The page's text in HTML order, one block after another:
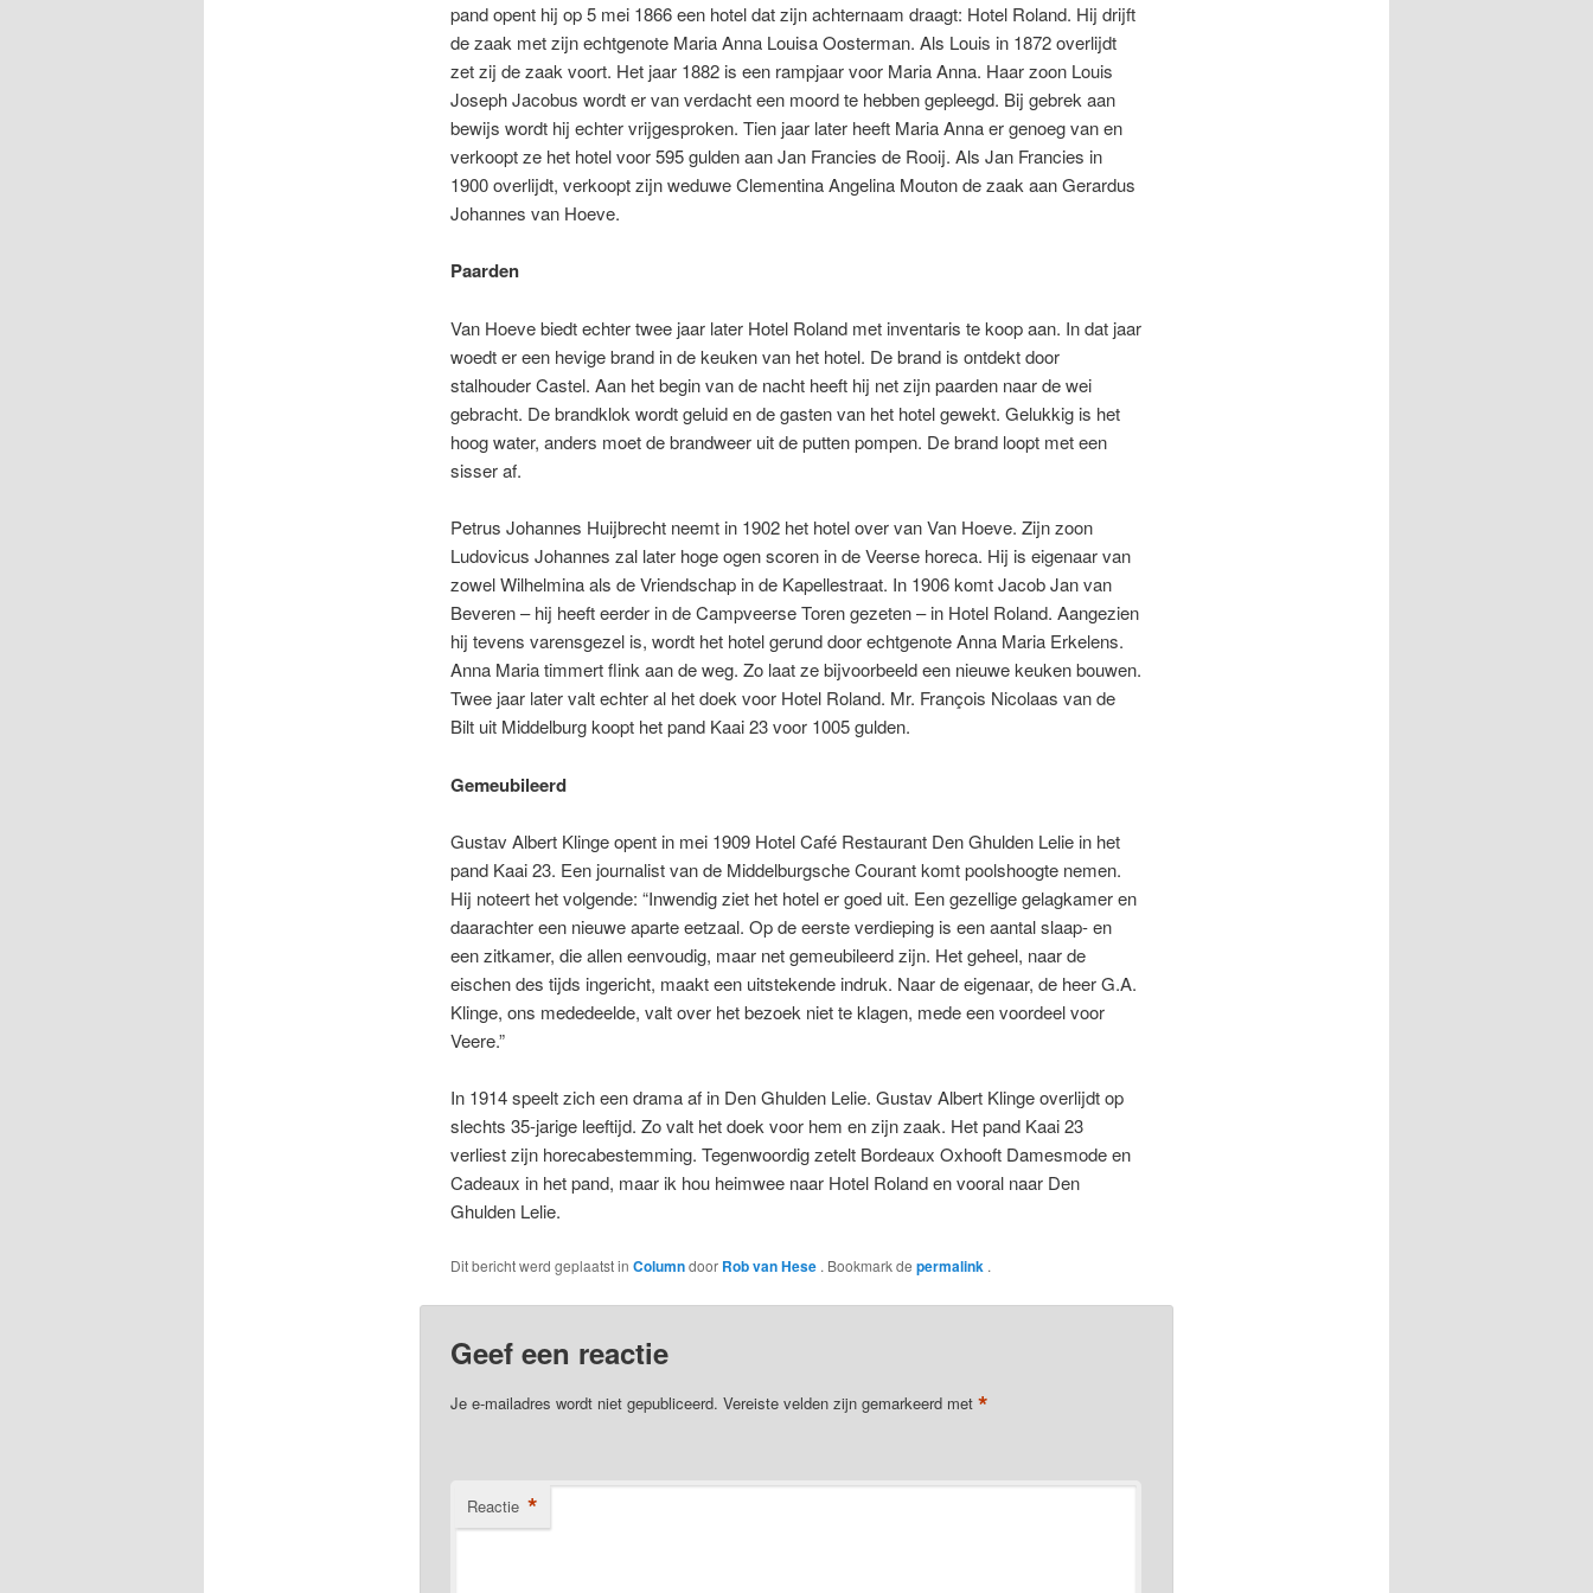
pand opent hij op 5 mei 1866 een hotel dat zijn achternaam draagt: Hotel Roland. Hij drijft
de zaak met zijn echtgenote Maria Anna Louisa Oosterman. Als Louis in 1872 overlijdt
zet zij de zaak voort. Het jaar 1882 is een rampjaar voor Maria Anna. Haar zoon Louis
Joseph Jacobus wordt er van verdacht een moord te hebben gepleegd. Bij gebrek aan
bewijs wordt hij echter vrijgesproken. Tien jaar later heeft Maria Anna er genoeg van en
verkoopt ze het hotel voor 595 gulden aan Jan Francies de Rooij. Als Jan Francies in
1900 overlijdt, verkoopt zijn weduwe Clementina Angelina Mouton de zaak aan Gerardus
Johannes van Hoeve.
Paarden
Van Hoeve biedt echter twee jaar later Hotel Roland met inventaris te koop aan. In dat jaar
woedt er een hevige brand in de keuken van het hotel. De brand is ontdekt door
stalhouder Castel. Aan het begin van de nacht heeft hij net zijn paarden naar de wei
gebracht. De brandklok wordt geluid en de gasten van het hotel gewekt. Gelukkig is het
hoog water, anders moet de brandweer uit de putten pompen. De brand loopt met een
sisser af.
Petrus Johannes Huijbrecht neemt in 1902 het hotel over van Van Hoeve. Zijn zoon
Ludovicus Johannes zal later hoge ogen scoren in de Veerse horeca. Hij is eigenaar van
zowel Wilhelmina als de Vriendschap in de Kapellestraat. In 1906 komt Jacob Jan van
Beveren – hij heeft eerder in de Campveerse Toren gezeten – in Hotel Roland. Aangezien
hij tevens varensgezel is, wordt het hotel gerund door echtgenote Anna Maria Erkelens.
Anna Maria timmert flink aan de weg. Zo laat ze bijvoorbeeld een nieuwe keuken bouwen.
Twee jaar later valt echter al het doek voor Hotel Roland. Mr. François Nicolaas van de
Bilt uit Middelburg koopt het pand Kaai 23 voor 1005 gulden.
Gemeubileerd
Gustav Albert Klinge opent in mei 1909 Hotel Café Restaurant Den Ghulden Lelie in het
pand Kaai 23. Een journalist van de Middelburgsche Courant komt poolshoogte nemen.
Hij noteert het volgende: “Inwendig ziet het hotel er goed uit. Een gezellige gelagkamer en
daarachter een nieuwe aparte eetzaal. Op de eerste verdieping is een aantal slaap- en
een zitkamer, die allen eenvoudig, maar net gemeubileerd zijn. Het geheel, naar de
eischen des tijds ingericht, maakt een uitstekende indruk. Naar de eigenaar, de heer G.A.
Klinge, ons mededeelde, valt over het bezoek niet te klagen, mede een voordeel voor
Veere.”
In 1914 speelt zich een drama af in Den Ghulden Lelie. Gustav Albert Klinge overlijdt op
slechts 35-jarige leeftijd. Zo valt het doek voor hem en zijn zaak. Het pand Kaai 23
verliest zijn horecabestemming. Tegenwoordig zetelt Bordeaux Oxhooft Damesmode en
Cadeaux in het pand, maar ik hou heimwee naar Hotel Roland en vooral naar Den
Ghulden Lelie.
Dit bericht werd geplaatst in Columndoor Rob van Hese . Bookmark de permalink .
Geef een reactie
Je e-mailadres wordt niet gepubliceerd. Vereiste velden zijn gemarkeerd met *
Reactie *